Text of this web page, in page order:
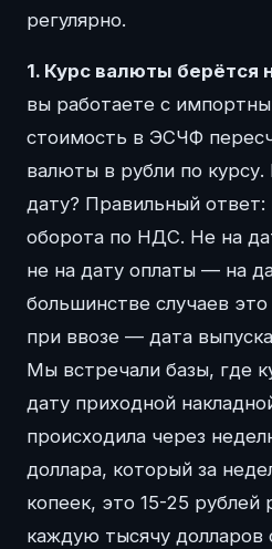
регулярно.
1. Курс валюты берётся
вы работаете с
стоимость в ЭСЧФ
валюты в рубли по
дату? Правильный
оборота по НДС. Не на
не на дату оплаты — на
большинстве случаев
при ввозе — дата
Мы встречали базы, где
дату приходной
происходила через
доллара, который за
копеек, это 15-25 рублей
каждую тысячу долларов